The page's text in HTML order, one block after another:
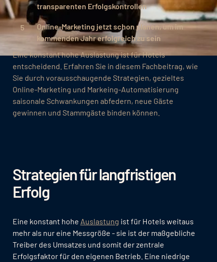
Eine konstant hohe Auslastung ist für Hotels
entscheidend. Erfahren Sie in diesem Fachbeitrag, wie
Sie durch vorausschaugende Strategien, gezieltes
Online-Marketing und Markeing-Automatisierung
saisonale Schwankungen abfedern, neue Gäste
gewinnen und Stammgäste binden können.
Strategien für langfristigen
Erfolg
Eine konstant hohe Auslastung ist für Hotels weitaus
mehr als nur eine Messgröße - sie ist der maßgebliche
Treiber des Umsatzes und somit der zentrale
Erfolgsfaktor für den eigenen Betrieb. Eine niedrige
transparenten Erfolgskontrollen
Online-Marketing jetzt schon planen, um im
kommenden Jahr erfolgreich zu sein